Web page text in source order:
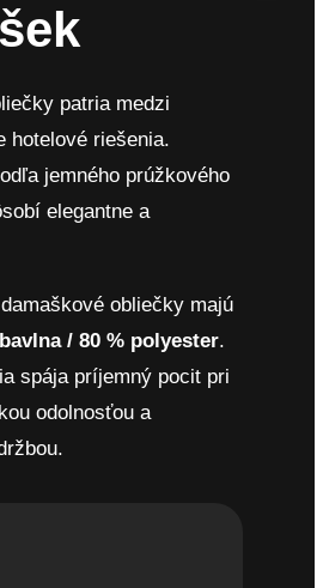
patria medzi
hotelové riešenia.
jemného prúžkového
elegantne a
obliečky majú
/ 80 % polyester.
spája príjemný pocit pri
odolnosťou a